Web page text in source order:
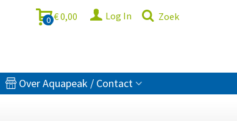
0 € 0,00 Log In Zoek
Over Aquapeak / Contact